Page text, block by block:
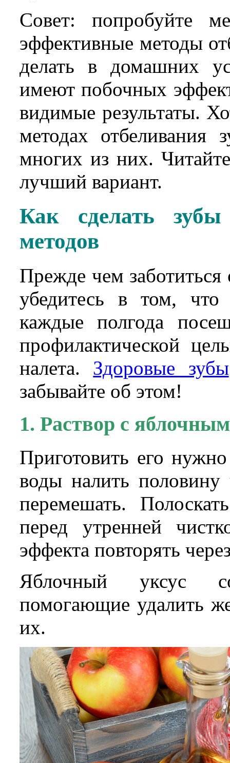
Совет: попробуйте
эффективные методы
делать в домашних
имеют побочных
видимые результаты.
методах отбеливания
многих из них.
лучший вариант.
Как сделать
методов
Прежде чем заботиться
убедитесь в том,
каждые полгода
профилактической
налета. Здоровые зубы
забывайте об этом!
1. Раствор с
Приготовить его
воды налить
перемешать.
перед утренней
эффекта повторять
Яблочный уксус
помогающие удалить
их.